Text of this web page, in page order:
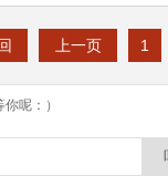
上一页 1
呢：）